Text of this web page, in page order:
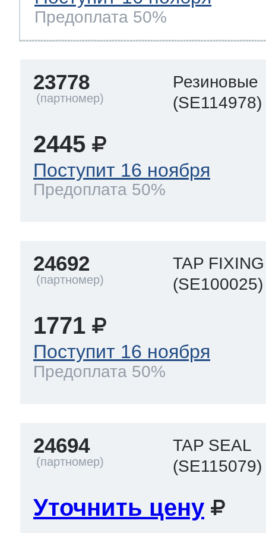
Предоплата 50%
23778
Резиновые
(SE114978)
2445
Поступит 16 ноября
Предоплата 50%
24692
TAP
(SE100025)
1771
Поступит 16 ноября
Предоплата 50%
24694
TAP SEAL
(SE115079)
Уточнить цену